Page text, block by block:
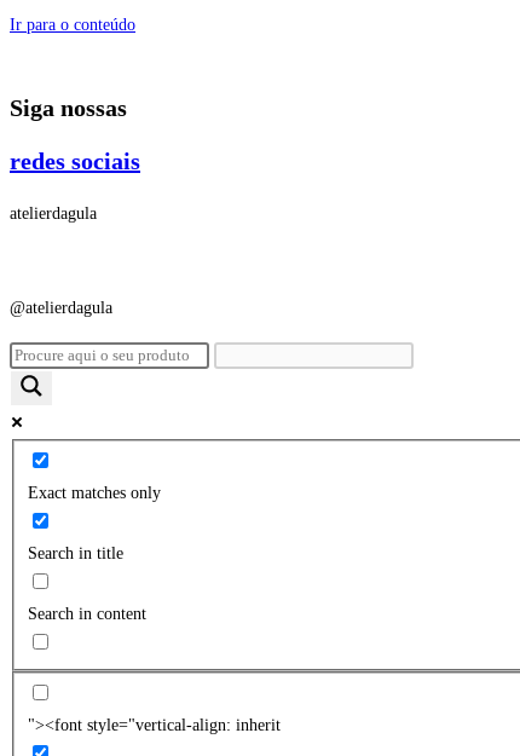
Ir para o conteúdo
Siga nossas
redes sociais
atelierdagula
@atelierdagula
Exact matches only
Search in title
Search in content
"><font style="vertical-align: inherit